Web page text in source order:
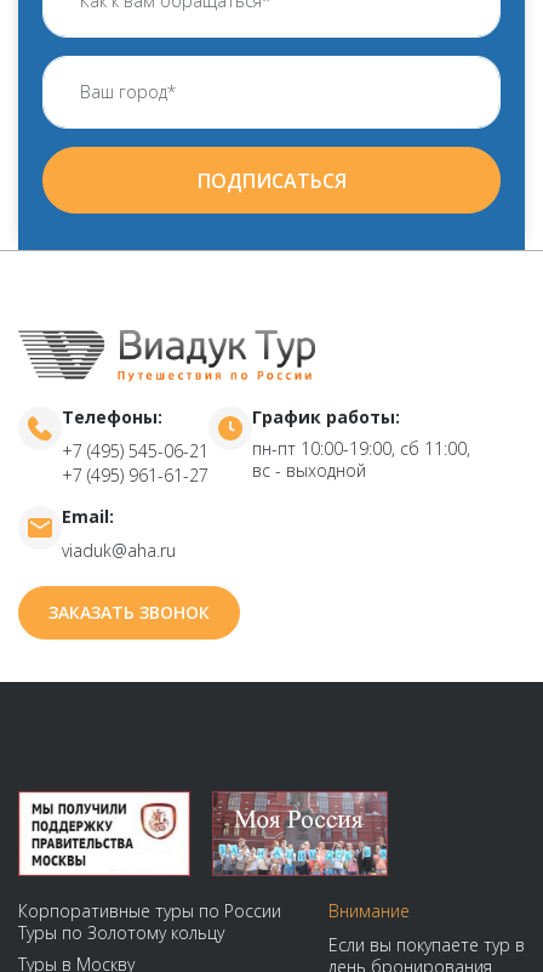
ПОДПИСАТЬСЯ
Телефоны:
+7 (495) 545-06-21
+7 (495) 961-61-27
График работы:
пн-пт 10:00-19:00, сб 11:00,
вс - выходной
Email:
viaduk@aha.ru
ЗАКАЗАТЬ ЗВОНОК
Корпоративные туры по России
Туры по Золотому кольцу
Туры в Москву
Внимание
Если вы покупаете тур в
день бронирования